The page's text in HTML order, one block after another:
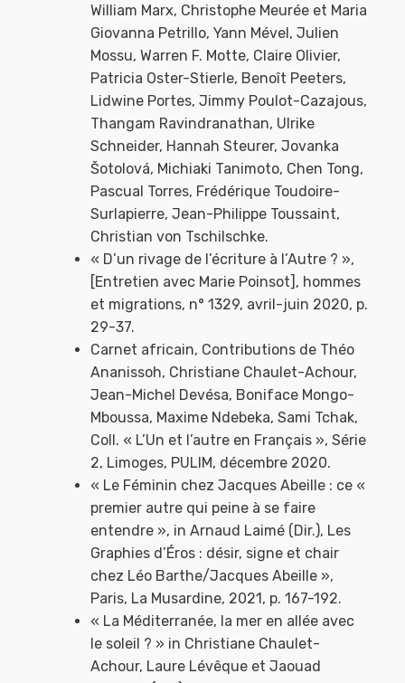
William Marx, Christophe Meurée et Maria
Giovanna Petrillo, Yann Mével, Julien
Mossu, Warren F. Motte, Claire Olivier,
Patricia Oster-Stierle, Benoît Peeters,
Lidwine Portes, Jimmy Poulot-Cazajous,
Thangam Ravindranathan, Ulrike
Schneider, Hannah Steurer, Jovanka
Šotolová, Michiaki Tanimoto, Chen Tong,
Pascual Torres, Frédérique Toudoire-
Surlapierre, Jean-Philippe Toussaint,
Christian von Tschilschke.
« D’un rivage de l’écriture à l’Autre ? »,
[Entretien avec Marie Poinsot], hommes
et migrations, n° 1329, avril-juin 2020, p.
29-37.
Carnet africain, Contributions de Théo
Ananissoh, Christiane Chaulet-Achour,
Jean-Michel Devésa, Boniface Mongo-
Mboussa, Maxime Ndebeka, Sami Tchak,
Coll. « L’Un et l’autre en Français », Série
2, Limoges, PULIM, décembre 2020.
« Le Féminin chez Jacques Abeille : ce «
premier autre qui peine à se faire
entendre », in Arnaud Laimé (Dir.), Les
Graphies d’Éros : désir, signe et chair
chez Léo Barthe/Jacques Abeille »,
Paris, La Musardine, 2021, p. 167-192.
« La Méditerranée, la mer en allée avec
le soleil ? » in Christiane Chaulet-
Achour, Laure Lévêque et Jaouad